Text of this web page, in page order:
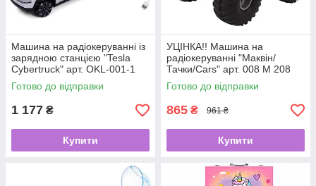
Машина на радіокеруванні із
зарядною станцією "Tesla
Cybertruck" арт. OKL-001-1
Готово до відправки
1 177 ₴
Купити
УЦІНКА!! Машина на
радіокеруванні "Маквін/
Тачки/Cars" арт. 008 M 208
Готово до відправки
865 ₴ 961 ₴
Купити